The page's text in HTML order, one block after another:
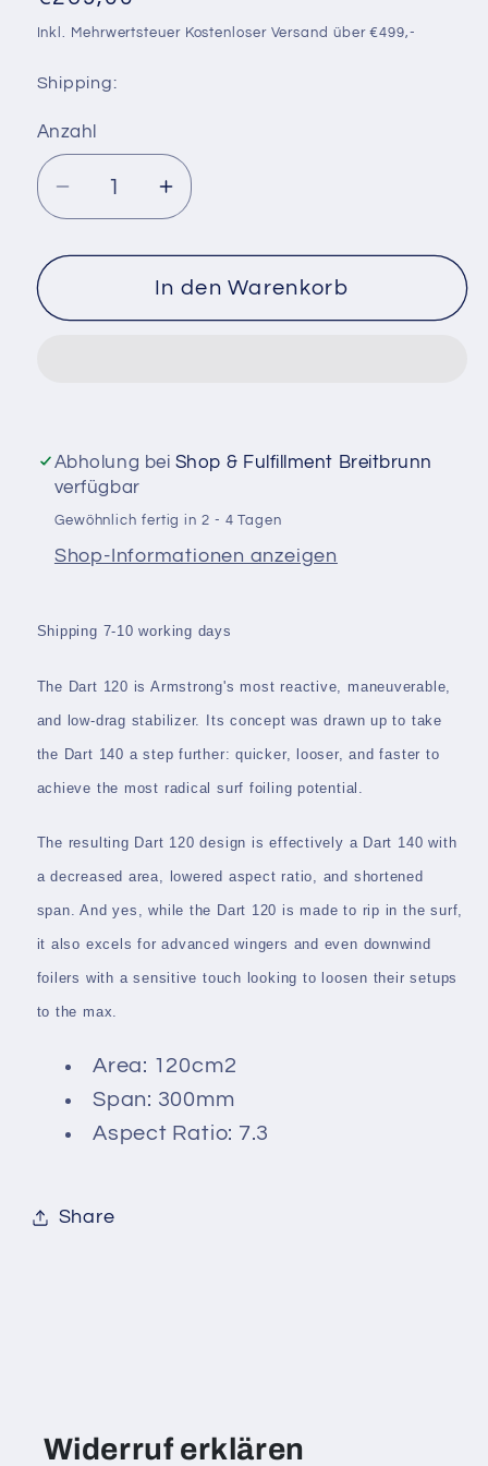
Preis
Inkl. Mehrwertsteuer Kostenloser Versand über €499,-
Shipping:
Anzahl
Anzahl
Verringere
die
Menge
Armstrong
Erhöhe
die
Menge
für
Armstrong
In den Warenkorb
Abholung bei Shop & Fulfillment Breitbrunn
verfügbar
Gewöhnlich fertig in 2 - 4 Tagen
Shop-Informationen anzeigen
Shipping 7-10 working days
The Dart 120 is Armstrong's most reactive, maneuverable,
and low-drag stabilizer. Its concept was drawn up to take
the Dart 140 a step further: quicker, looser, and faster to
achieve the most radical surf foiling potential.
The resulting Dart 120 design is effectively a Dart 140 with
a decreased area, lowered aspect ratio, and shortened
span. And yes, while the Dart 120 is made to rip in the surf,
it also excels for advanced wingers and even downwind
foilers with a sensitive touch looking to loosen their setups
to the max.
Area: 120cm2
Span: 300mm
Aspect Ratio: 7.3
Share
Widerruf erklären